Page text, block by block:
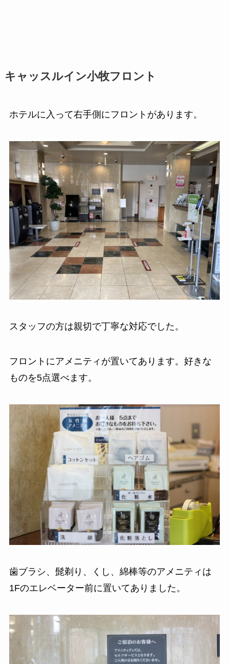
キャッスルイン小牧フロント
ホテルに入って右手側にフロントがあります。
スタッフの方は親切で丁寧な対応でした。
フロントにアメニティが置いてあります。好きな
ものを5点選べます。
歯ブラシ、髭剃り、くし、綿棒等のアメニティは
1Fのエレベーター前に置いてありました。